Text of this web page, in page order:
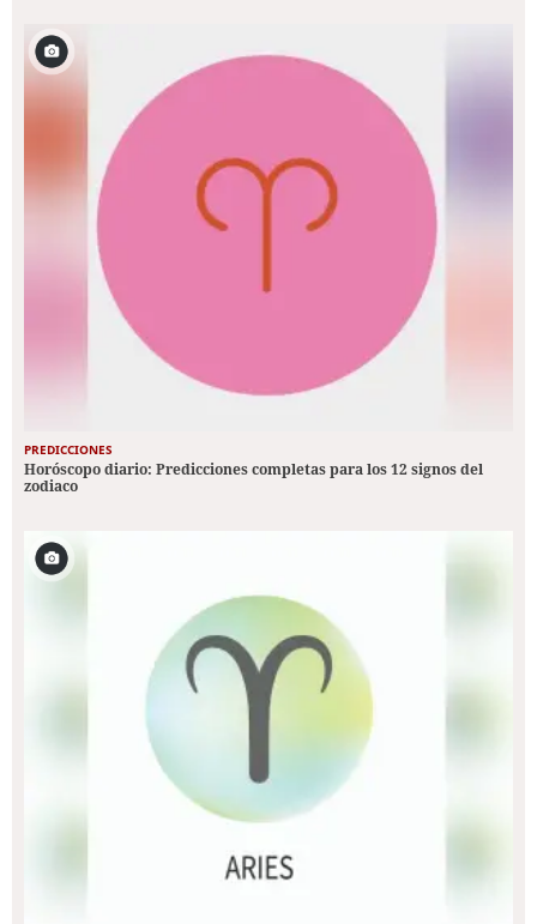
PREDICCIONES
Horóscopo diario: Predicciones completas para los 12 signos del
zodiaco